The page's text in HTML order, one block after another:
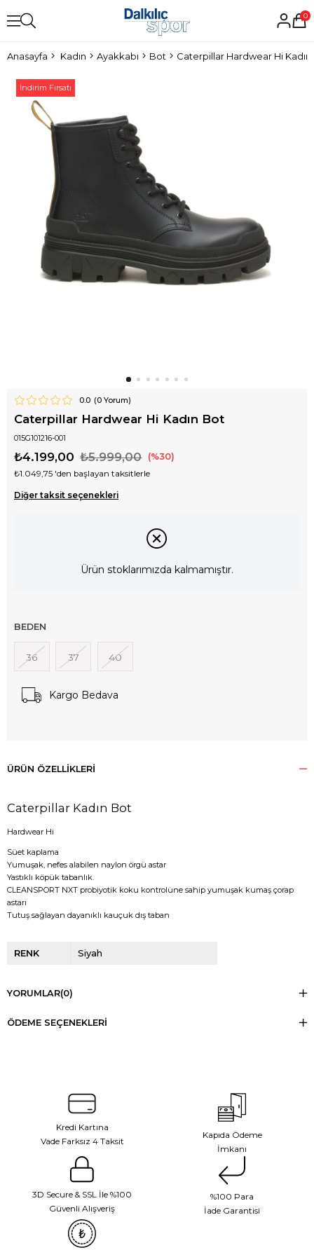
0
Anasayfa Kadın Ayakkabı Bot Caterpillar Hardwear Hi
İndirim Fırsatı
0.0 (0Yorum)
Caterpillar Hardwear Hi Kadın Bot
015G101216-001
₺5.999,00
₺4.199,00 30
₺1.049,75 'den başlayan taksitlerle
Diğer taksit seçenekleri
Ürün stoklarımızda kalmamıştır.
BEDEN
36 37 40
Kargo Bedava
ÜRÜN ÖZELLIKLERI
Caterpillar Kadın Bot
Hardwear Hi
Süet kaplama
Yumuşak, nefes alabilen naylon örgü astar
Yastıklı köpük tabanlık.
CLEANSPORT NXT probiyotik koku kontrolüne sahip yumuşak kumaş çorap
astarı
Tutuş sağlayan dayanıklı kauçuk dış taban
RENK Siyah
YORUMLAR(0)
ÖDEME SEÇENEKLERI
Kredi Kartına
Vade Farksız 4 Taksit
Kapıda Ödeme
İmkanı
3D Secure & SSL İle %100
Güvenli Alışveriş
%100 Para
İade Garantisi